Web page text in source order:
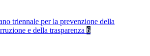
triennale per la prevenzione della
e della trasparenza 6